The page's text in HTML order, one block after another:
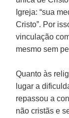
Igreja: “sua
Cristo”. Por
vinculação
mesmo sem
Quanto às
lugar a
repassou a
não cristãs e